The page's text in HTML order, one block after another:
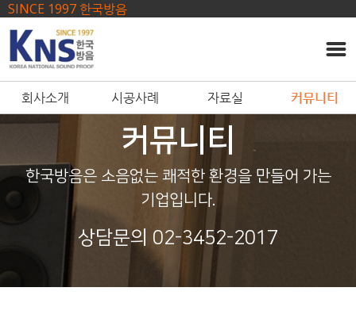
------ 메인 스크립트 ------
SINCE 1997 한국방음
회사소개 시공사례 자료실 커뮤니티
커뮤니티
한국방음은 소음없는 쾌적한 환경을 만들어 가는
기업입니다.
상담문의 02-3452-2017